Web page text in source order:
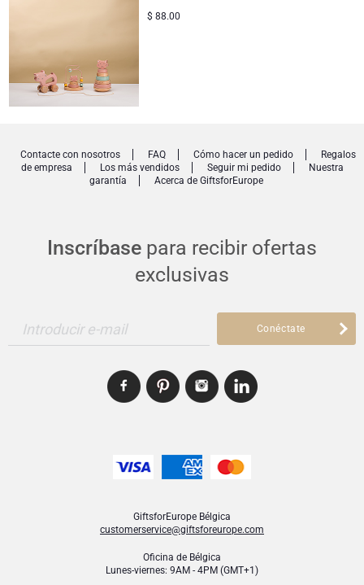
$ 88.00
Inscríbase para recibir ofertas
exclusivas
Introducir e-mail Conéctate
Contacte con nosotros FAQ Cómo hacer un pedido
Regalos
de empresa
Los más vendidos Seguir mi pedido
Nuestra
garantía
Acerca de GiftsforEurope
GiftsforEurope Bélgica
customerservice@giftsforeurope.com
Oficina de Bélgica
Lunes-viernes: 9AM - 4PM (GMT+1)